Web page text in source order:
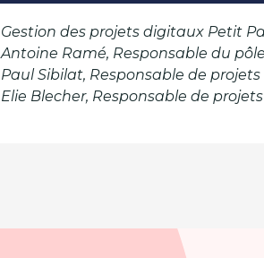
Gestion des projets digitaux Petit
Antoine Ramé, Responsable du
Paul Sibilat, Responsable de
Elie Blecher, Responsable de